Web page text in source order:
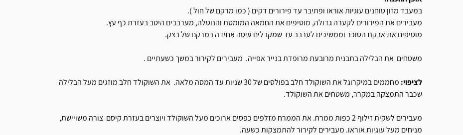
במעבד מזון טוחנים עוגיות אוראו ופתיבר עד פירורים דקים ( כמו מרקם של חול ).
מעבירים את הפירורים לקערה גדולה, מוסיפים את החמאה המומסת והנוטלה, מערבבים היטב בעזרת כף עץ.
מוסיפים את אבקת הסוכר וממשיכים לערבב עד שמקבלים עיסה אחידה במרקם של בצק.
משטחים את הבלילה בתבנית מרובעת מרופדת בנייר אפייה. מעבירים לקירור במשך כשעתיים .
לציפוי:
מחממים במיקרוגל את השוקולד חלב בפולסים של 30 שניות עד המסה מלאה. את השוקולד חלב מוזגים מעל הבלילה
שכבר התמצקה במקרר, משטחים את השוקולד.
מעבירים לשקית זילוף 2 כפות ממרח. את הממרח מזלפים כפסים ארוכים מעל השוקולד ויוצרים בעזרת קיסם צורה משויישת,
מניחים מעל עוגיות אוראו. מעבירים לקירור להתמצקות כשעה.